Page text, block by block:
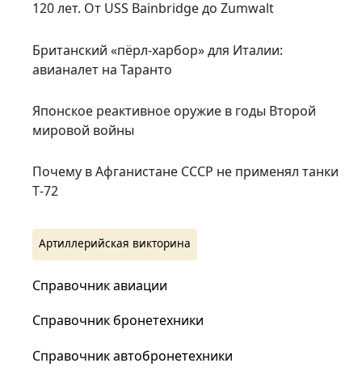
120 лет. От USS Bainbridge до Zumwalt
Британский «пёрл-харбор» для Италии:
авианалет на Таранто
Японское реактивное оружие в годы Второй
мировой войны
Почему в Афганистане СССР не применял танки
Т‑72
Артиллерийская викторина
Справочник авиации
Справочник бронетехники
Справочник автобронетехники